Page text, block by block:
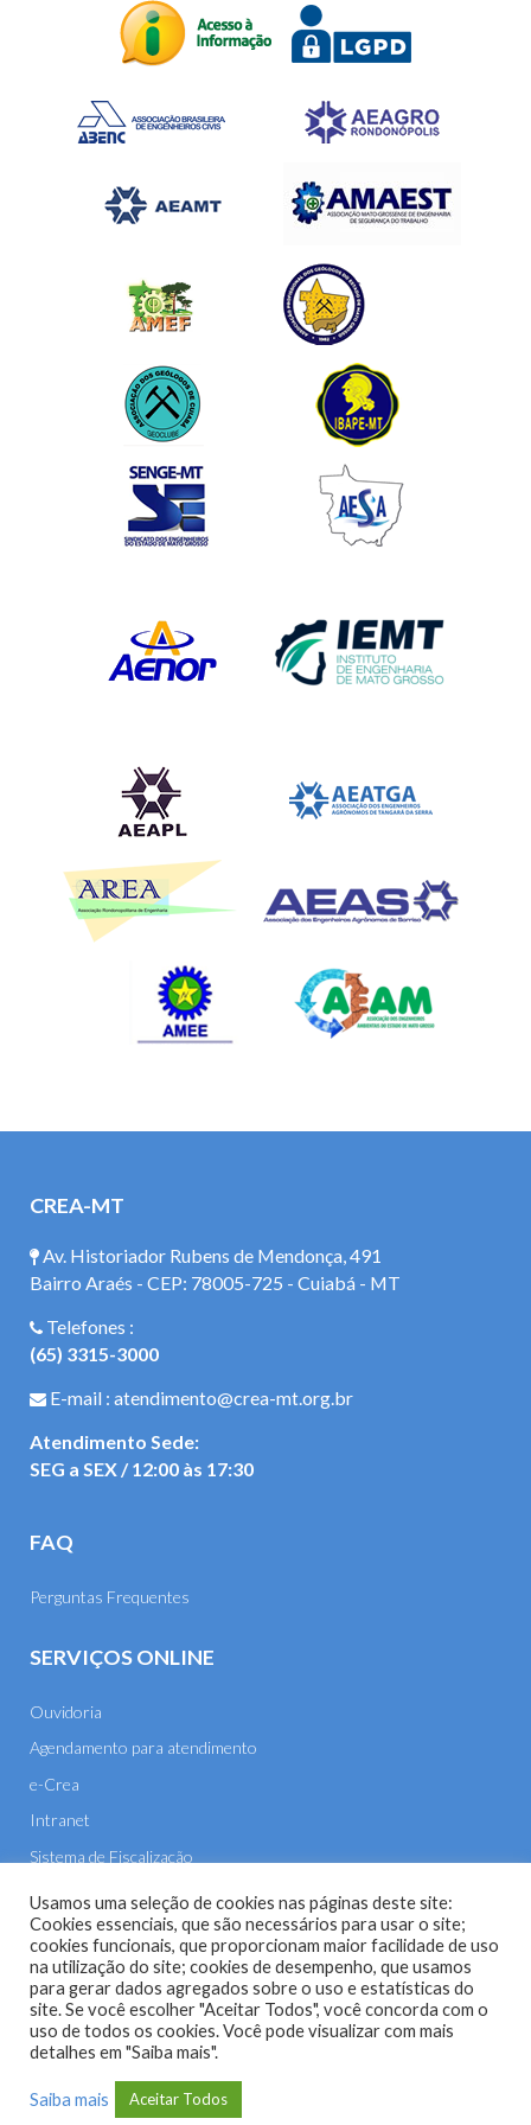
CREA-MT
Av. Historiador Rubens de Mendonça, 491
Bairro Araés - CEP: 78005-725 - Cuiabá - MT
Telefones :
(65) 3315-3000
E-mail : atendimento@crea-mt.org.br
Atendimento Sede:
SEG a SEX / 12:00 às 17:30
FAQ
Perguntas Frequentes
SERVIÇOS ONLINE
Ouvidoria
Agendamento para atendimento
e-Crea
Intranet
Sistema de Fiscalização
E-mail
Site do Conselho Regional de Engenharia e Agronomia de
Desenvolvido com oCMS
Usamos uma seleção de cookies nas páginas deste site:
Cookies essenciais, que são necessários para usar o site;
cookies funcionais, que proporcionam maior facilidade de uso
na utilização do site; cookies de desempenho, que usamos
para gerar dados agregados sobre o uso e estatísticas do
site. Se você escolher "Aceitar Todos", você concorda com o
uso de todos os cookies. Você pode visualizar com mais
detalhes em "Saiba mais".
Saiba mais Aceitar Todos